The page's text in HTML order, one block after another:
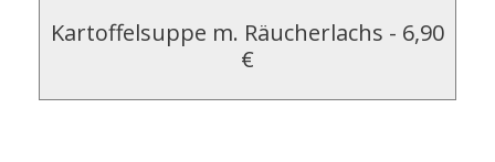
Kartoffelsuppe m. Räucherlachs - 6,90
€